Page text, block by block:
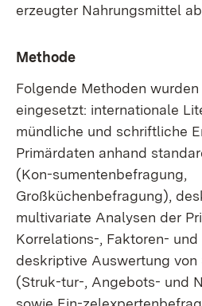
erzeugter Nahrungsmittel
Methode
Folgende Methoden
eingesetzt: internationale
mündliche und schriftliche
Primärdaten anhand
(Kon-sumentenbefragung,
Großküchenbefragung),
multivariate Analysen der
Korrelations-, Faktoren-
deskriptive Auswertung von
(Struk-tur-, Angebots- und